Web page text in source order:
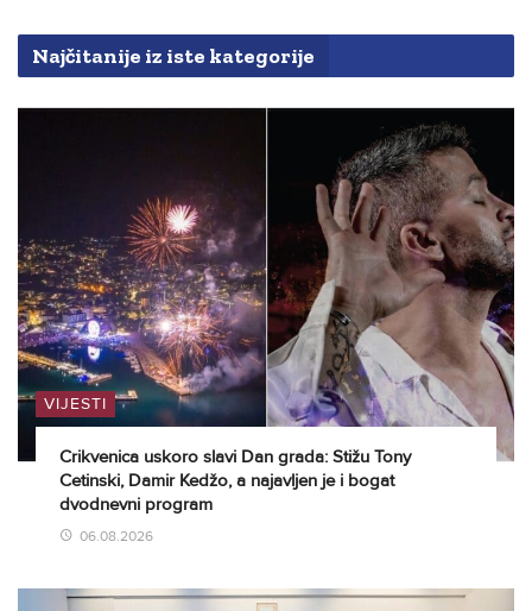
Najčitanije iz iste kategorije
VIJESTI
Crikvenica uskoro slavi Dan grada: Stižu Tony
Cetinski, Damir Kedžo, a najavljen je i bogat
dvodnevni program
06.08.2026